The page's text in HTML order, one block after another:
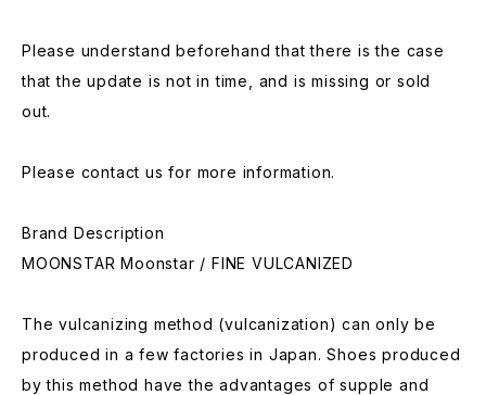
Please understand beforehand that there is the case
that the update is not in time, and is missing or sold
out.
Please contact us for more information.
Brand Description
MOONSTAR Moonstar / FINE VULCANIZED
The vulcanizing method (vulcanization) can only be
produced in a few factories in Japan. Shoes produced
by this method have the advantages of supple and